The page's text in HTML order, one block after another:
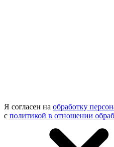
Я согласен на обработку
с политикой в отношении